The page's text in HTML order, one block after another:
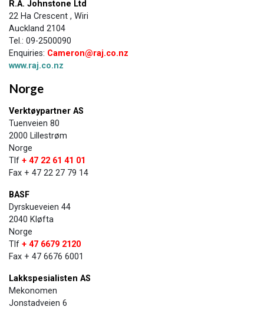
​R.A. Johnstone Ltd
22 Ha Crescent , Wiri
Auckland 2104
Tel.: 09-2500090
Enquiries: Cameron@raj.co.nz
www.raj.co.nz
Norge
​Verktøypartner AS
Tuenveien 80
2000 Lillestrøm
Norge
Tlf + 47 22 61 41 01
Fax + 47 22 27 79 14
BASF
Dyrskueveien 44
2040 Kløfta
Norge
Tlf + 47 6679 2120
Fax + 47 6676 6001
Lakkspesialisten AS
Mekonomen
Jonstadveien 6